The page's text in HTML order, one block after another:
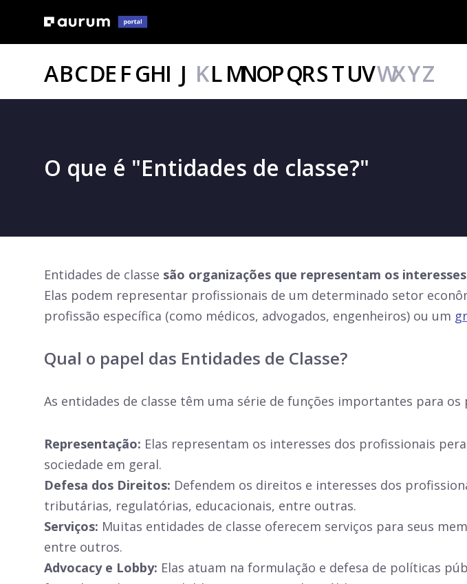
ABCDE FGHI J KLMNOPQRSTUVWXYZ
O que é "Entidades de classe?"
Entidades de classe são organizações que representam os
Elas podem representar profissionais de um determinado setor
profissão específica (como médicos, advogados, engenheiros) ou um
Qual o papel das Entidades de Classe?
As entidades de classe têm uma série de funções importantes para
Representação: Elas representam os interesses dos profissionais
sociedade em geral.
Defesa dos Direitos: Defendem os direitos e interesses dos
tributárias, regulatórias, educacionais, entre outras.
Serviços: Muitas entidades de classe oferecem serviços para seus
entre outros.
Advocacy e Lobby: Elas atuam na formulação e defesa de políticas